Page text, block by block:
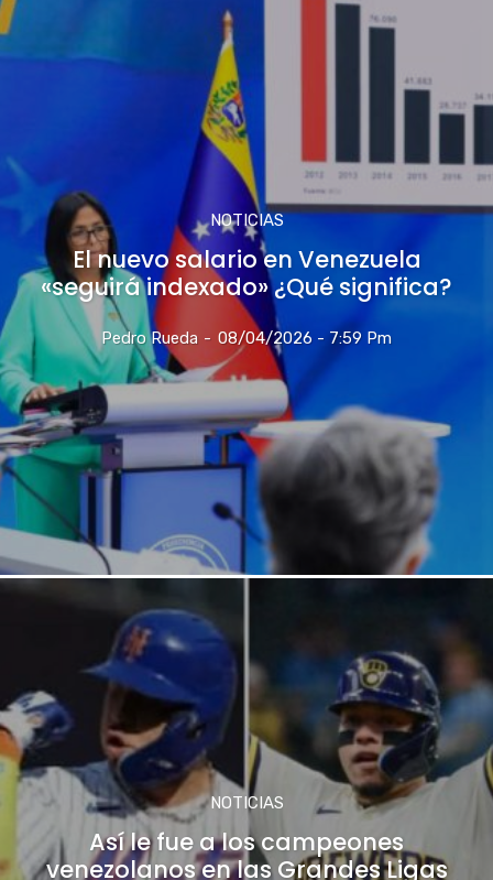
NOTICIAS
El nuevo salario en Venezuela
«seguirá indexado» ¿Qué significa?
Pedro Rueda - 08/04/2026 - 7:59 Pm
NOTICIAS
Así le fue a los campeones
venezolanos en las Grandes Ligas